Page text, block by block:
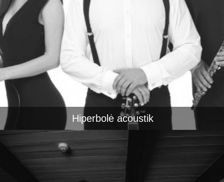
Hiperbolė acoustik